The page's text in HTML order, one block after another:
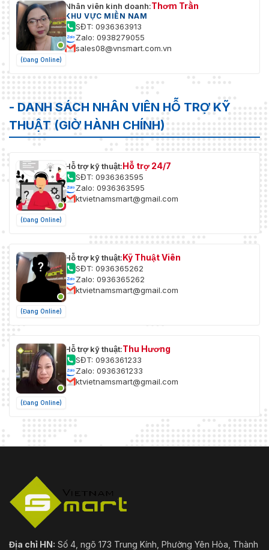
(Đang Online)
Nhân viên kinh doanh:Thơm Trần
KHU VỰC MIỀN NAM
SĐT: 0936363913
Zalo: 0938279055
sales08@vnsmart.com.vn
- DANH SÁCH NHÂN VIÊN HỖ TRỢ KỸ
THUẬT (GIỜ HÀNH CHÍNH)
(Đang Online)
Hỗ trợ kỹ thuật:Hỗ trợ 24/7
SĐT: 0936363595
Zalo: 0936363595
ktvietnamsmart@gmail.com
(Đang Online)
Hỗ trợ kỹ thuật:Kỹ Thuật Viên
SĐT: 0936365262
Zalo: 0936365262
ktvietnamsmart@gmail.com
(Đang Online)
Hỗ trợ kỹ thuật:Thu Hương
SĐT: 0936361233
Zalo: 0936361233
ktvietnamsmart@gmail.com
Địa chỉ HN: Số 4, ngõ 173 Trung Kính, Phường Yên Hòa, Thành